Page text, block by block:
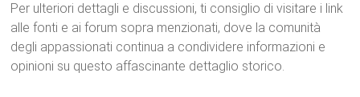
Per ulteriori dettagli e discussioni, ti consiglio di visitare i link
alle fonti e ai forum sopra menzionati, dove la comunità
degli appassionati continua a condividere informazioni e
opinioni su questo affascinante dettaglio storico.